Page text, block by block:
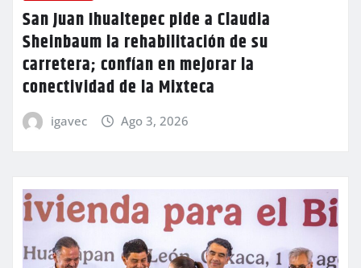
San Juan Ihualtepec pide a Claudia
Sheinbaum la rehabilitación de su
carretera; confían en mejorar la
conectividad de la Mixteca
igavec Ago 3, 2026